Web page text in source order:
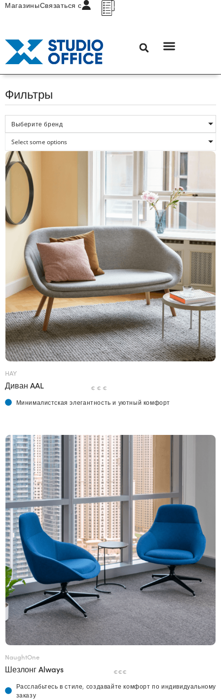
МагазиныСвязаться с
Фильтры
Выберите бренд
Select some options
HAY
Диван AAL € € €
Минималистская элегантность и уютный комфорт
NaughtOne
Шезлонг Always €€€
Расслабьтесь в стиле, создавайте комфорт по индивидуальному
заказу